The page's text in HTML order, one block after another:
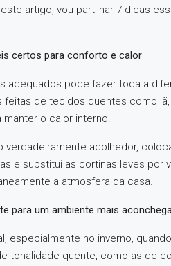
artigo, vou partilhar 7 dicas
certos para conforto e calor
adequados pode fazer toda a
feitas de tecidos quentes como
manter o calor interno.
verdadeiramente acolhedor,
e substitui as cortinas leves
a atmosfera da casa.
para um ambiente mais
especialmente no inverno,
tonalidade quente, como as de